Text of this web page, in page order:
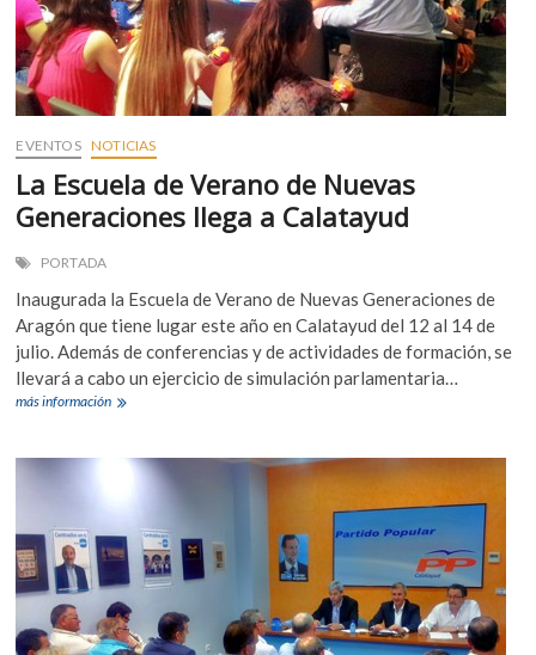
EVENTOS NOTICIAS
La Escuela de Verano de Nuevas
Generaciones llega a Calatayud
PORTADA
Inaugurada la Escuela de Verano de Nuevas Generaciones de
Aragón que tiene lugar este año en Calatayud del 12 al 14 de
julio. Además de conferencias y de actividades de formación, se
llevará a cabo un ejercicio de simulación parlamentaria…
más informaciónLa
Verano
Generaciones
llega
Calatayud